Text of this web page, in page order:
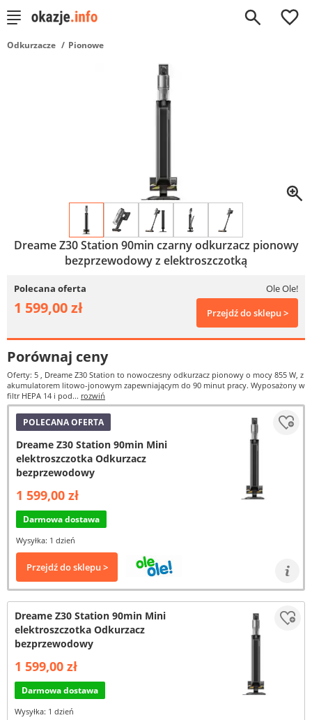
0
Odkurzacze Pionowe
Dreame Z30 Station 90min czarny odkurzacz pionowy
bezprzewodowy z elektroszczotką
Polecana oferta Ole Ole!
1 599,00 zł Przejdź do sklepu >
Porównaj ceny
Oferty: 5 , Dreame Z30 Station to nowoczesny odkurzacz pionowy o mocy 855 W, z
akumulatorem litowo-jonowym zapewniającym do 90 minut pracy. Wyposażony w
filtr HEPA 14 i pod... rozwiń
POLECANA OFERTA
Dreame Z30 Station 90min Mini
elektroszczotka Odkurzacz
bezprzewodowy
1 599,00 zł
Darmowa dostawa
Wysyłka: 1 dzień
Przejdź do sklepu >
Dreame Z30 Station 90min Mini
elektroszczotka Odkurzacz
bezprzewodowy
1 599,00 zł
Darmowa dostawa
Wysyłka: 1 dzień